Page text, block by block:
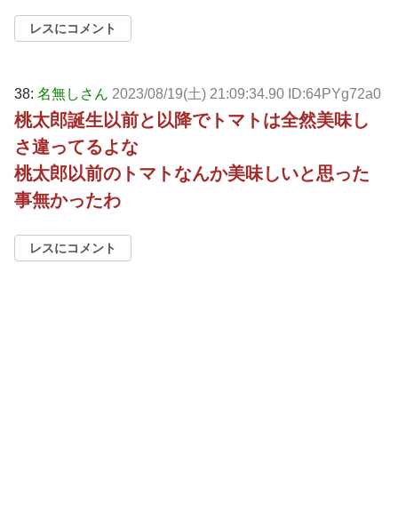
レスにコメント
38: 名無しさん 2023/08/19(土) 21:09:34.90 ID:64PYg72a0
桃太郎誕生以前と以降でトマトは全然美味し
さ違ってるよな
桃太郎以前のトマトなんか美味しいと思った
事無かったわ
レスにコメント